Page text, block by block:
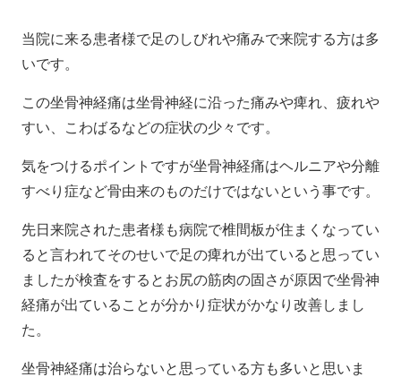
当院に来る患者様で足のしびれや痛みで来院する方は多
いです。
この坐骨神経痛は坐骨神経に沿った痛みや痺れ、疲れや
すい、こわばるなどの症状の少々です。
気をつけるポイントですが坐骨神経痛はヘルニアや分離
すべり症など骨由来のものだけではないという事です。
先日来院された患者様も病院で椎間板が住まくなってい
ると言われてそのせいで足の痺れが出ていると思ってい
ましたが検査をするとお尻の筋肉の固さが原因で坐骨神
経痛が出ていることが分かり症状がかなり改善しまし
た。
坐骨神経痛は治らないと思っている方も多いと思いま